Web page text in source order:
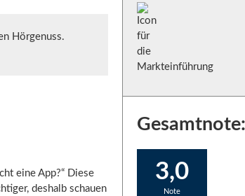
Hörgenuss.
eine App?“ Diese
deshalb schauen
Gesamtnote:
3,0
Note